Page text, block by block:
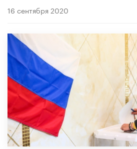
16 сентября 2020